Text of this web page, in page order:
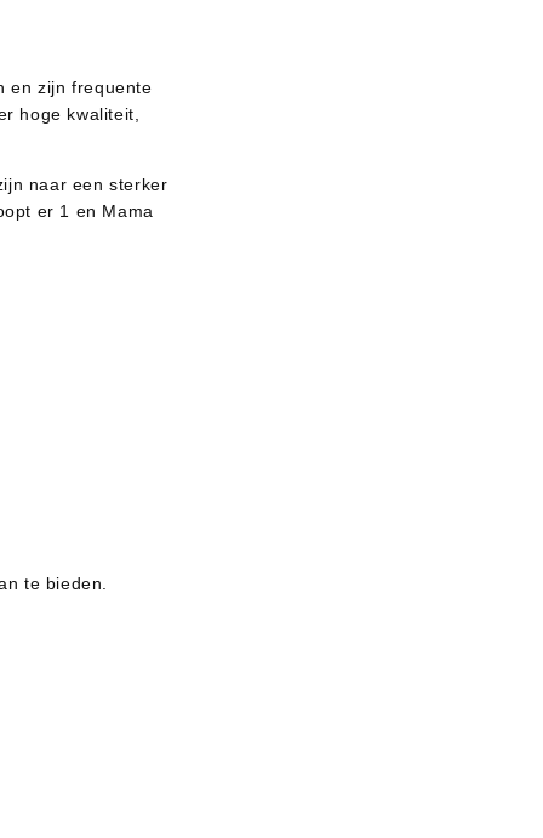
en zijn frequente
hoge kwaliteit,
naar een sterker
er 1 en Mama
te bieden.